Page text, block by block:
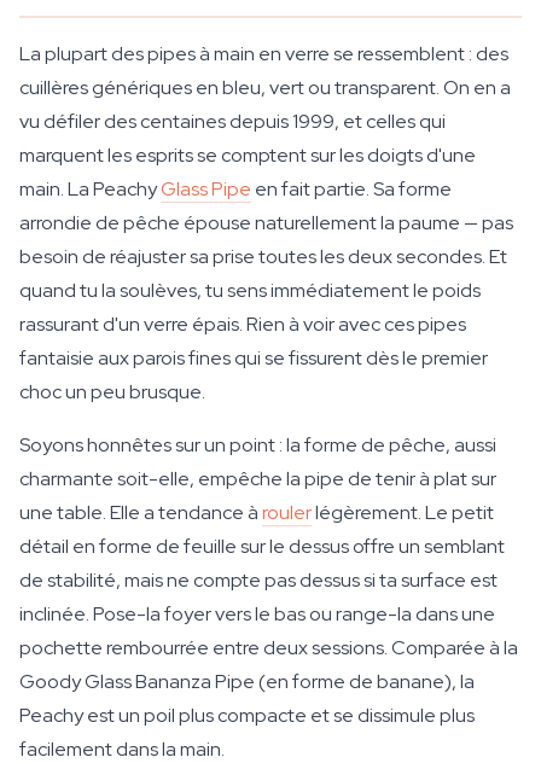
La plupart des pipes à main en verre se ressemblent : des
cuillères génériques en bleu, vert ou transparent. On en a
vu défiler des centaines depuis 1999, et celles qui
marquent les esprits se comptent sur les doigts d'une
main. La PeachyGlass Pipe en fait partie. Sa forme
arrondie de pêche épouse naturellement la paume — pas
besoin de réajuster sa prise toutes les deux secondes. Et
quand tu la soulèves, tu sens immédiatement le poids
rassurant d'un verre épais. Rien à voir avec ces pipes
fantaisie aux parois fines qui se fissurent dès le premier
choc un peu brusque.
Soyons honnêtes sur un point : la forme de pêche, aussi
charmante soit-elle, empêche la pipe de tenir à plat sur
une table. Elle a tendance àroulerlégèrement. Le petit
détail en forme de feuille sur le dessus offre un semblant
de stabilité, mais ne compte pas dessus si ta surface est
inclinée. Pose-la foyer vers le bas ou range-la dans une
pochette rembourrée entre deux sessions. Comparée à la
Goody Glass Bananza Pipe (en forme de banane), la
Peachy est un poil plus compacte et se dissimule plus
facilement dans la main.